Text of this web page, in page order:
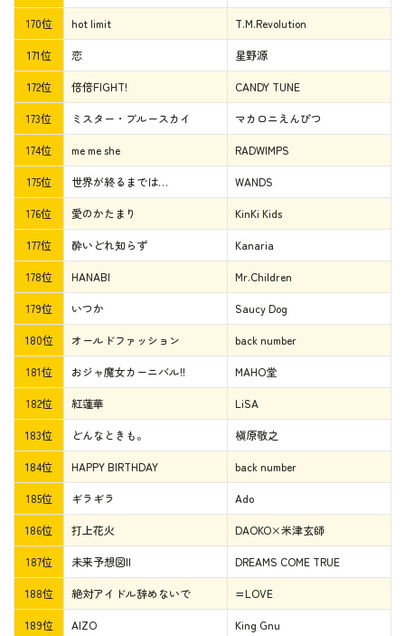
170位 hot limit T.M.Revolution
171位 恋 星野源
172位 倍倍FIGHT! CANDY TUNE
173位 ミスター・ブルースカイ マカロニえんぴつ
174位 me me she RADWIMPS
175位 世界が終るまでは… WANDS
176位 愛のかたまり KinKi Kids
177位 酔いどれ知らず Kanaria
178位 HANABI Mr.Children
179位 いつか Saucy Dog
180位 オールドファッション back number
181位 おジャ魔女カーニバル!! MAHO堂
182位 紅蓮華 LiSA
183位 どんなときも。 槇原敬之
184位 HAPPY BIRTHDAY back number
185位 ギラギラ Ado
186位 打上花火 DAOKO×米津玄師
187位 未来予想図II DREAMS COME TRUE
188位 絶対アイドル辞めないで =LOVE
189位 AIZO King Gnu